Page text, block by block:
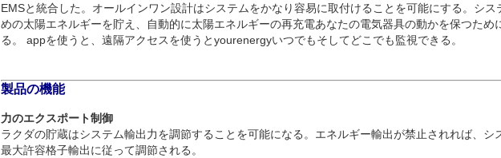
EMSと統合した。オールインワン設計はシステムをかなり容易に取付けることを可能にする。シス
めの太陽エネルギーを貯え、自動的に太陽エネルギーの再充電あなたの電気器具の動かを保つため
る。 appを使うと、遠隔アクセスを使うとyourenergyいつでもそしてどこでも監視できる。
製品の機能
力のエクスポート制御
ラクダの貯蔵はシステム輸出力を調節することを可能になる。エネルギー輸出が禁止されれば、シ
最大許容格子輸出に従って調節される。